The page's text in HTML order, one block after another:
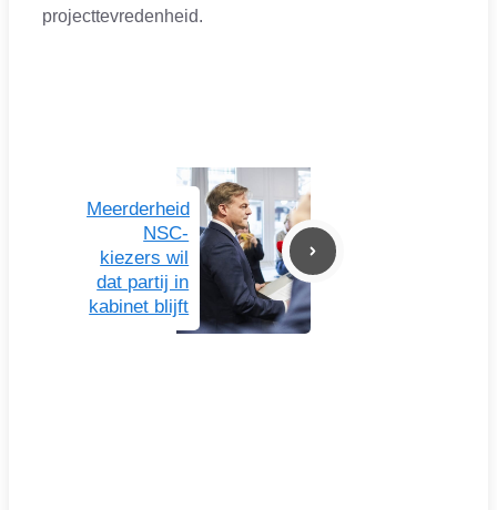
projecttevredenheid.
Meerderheid
NSC-
kiezers wil
dat partij in
kabinet blijft